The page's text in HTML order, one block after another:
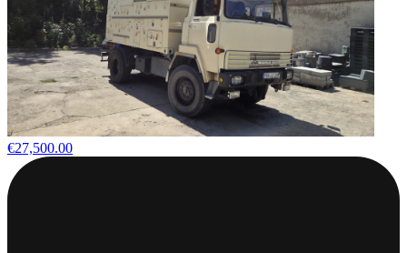
€27,500.00